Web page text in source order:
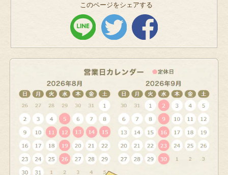
このページをシェアする